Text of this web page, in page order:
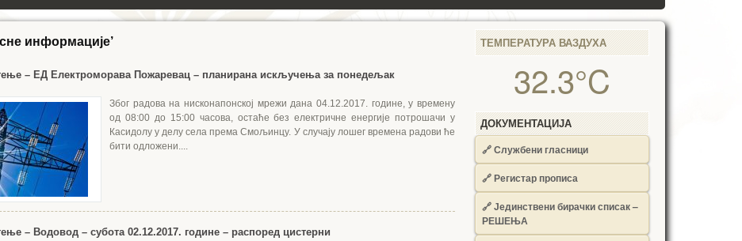
информације’
– ЕД Електроморава Пожаревац – планирана искључења за понедељак
Због радова на нисконапонској мрежи дана 04.12.2017. године, у времену
од 08:00 до 15:00 часова, остаће без електричне енергије потрошачи у
Касидолу у делу села према Смољинцу. У случају лошег времена радови ће
бити одложени....
– Водовод – субота 02.12.2017. године – распоред цистерни
ТЕМПЕРАТУРА ВАЗДУХА
32.3°C
ДОКУМЕНТАЦИЈА
🔗Службени гласници
🔗Регистар прописа
🔗Јединствени бирачки списак –
РЕШЕЊА